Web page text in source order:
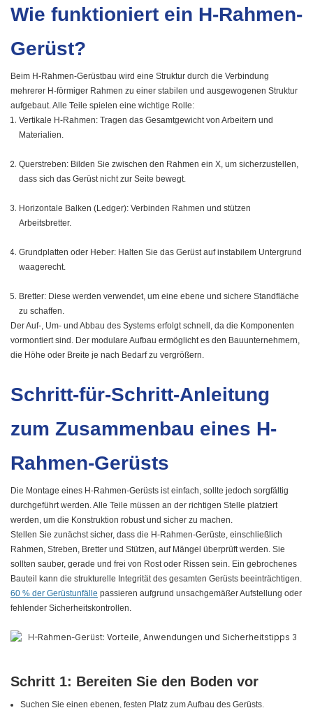
Wie funktioniert ein H-Rahmen-
Gerüst?
Beim H-Rahmen-Gerüstbau wird eine Struktur durch die Verbindung
mehrerer H-förmiger Rahmen zu einer stabilen und ausgewogenen Struktur
aufgebaut. Alle Teile spielen eine wichtige Rolle:
Vertikale H-Rahmen: Tragen das Gesamtgewicht von Arbeitern und
Materialien.
Querstreben: Bilden Sie zwischen den Rahmen ein X, um sicherzustellen,
dass sich das Gerüst nicht zur Seite bewegt.
Horizontale Balken (Ledger): Verbinden Rahmen und stützen
Arbeitsbretter.
Grundplatten oder Heber: Halten Sie das Gerüst auf instabilem Untergrund
waagerecht.
Bretter: Diese werden verwendet, um eine ebene und sichere Standfläche
zu schaffen.
Der Auf-, Um- und Abbau des Systems erfolgt schnell, da die Komponenten
vormontiert sind. Der modulare Aufbau ermöglicht es den Bauunternehmern,
die Höhe oder Breite je nach Bedarf zu vergrößern.
Schritt-für-Schritt-Anleitung
zum Zusammenbau eines H-
Rahmen-Gerüsts
Die Montage eines H-Rahmen-Gerüsts ist einfach, sollte jedoch sorgfältig
durchgeführt werden. Alle Teile müssen an der richtigen Stelle platziert
werden, um die Konstruktion robust und sicher zu machen.
Stellen Sie zunächst sicher, dass die H-Rahmen-Gerüste, einschließlich
Rahmen, Streben, Bretter und Stützen, auf Mängel überprüft werden. Sie
sollten sauber, gerade und frei von Rost oder Rissen sein. Ein gebrochenes
Bauteil kann die strukturelle Integrität des gesamten Gerüsts beeinträchtigen.
60 % der Gerüstunfälle passieren aufgrund unsachgemäßer Aufstellung oder
fehlender Sicherheitskontrollen.
Schritt 1: Bereiten Sie den Boden vor
Suchen Sie einen ebenen, festen Platz zum Aufbau des Gerüsts.